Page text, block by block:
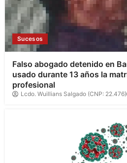
Sucesos
Falso abogado detenido en
usado durante 13 años la
profesional
Lcdo. Wuillians Salgado (CNP: 22.476)